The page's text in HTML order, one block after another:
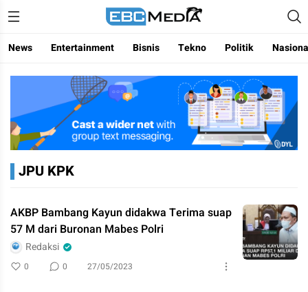
ebctvmedia
Menggapai Cakrawala Untuk Indonesia
News Entertainment Bisnis Tekno Politik
JPU KPK
AKBP Bambang Kayun didakwa Terima suap
57 M dari Buronan Mabes Polri
Redaksi
0 0 27/05/2023